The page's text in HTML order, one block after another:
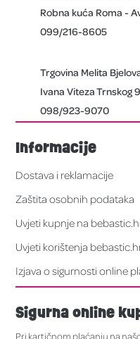
Robna kuća Roma -
099/216-8605
Trgovina Melita
Ivana Viteza Trnskog
098/923-9070
Informacije
Dostava i reklamacije
Zaštita osobnih podataka
Uvjeti kupnje na
Uvjeti korištenja
Izjava o sigurnosti online
Sigurna online
Pri kartičnom plaćanju na